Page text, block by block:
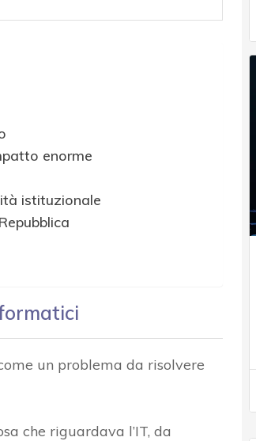
enorme
istituzionale
un problema da risolvere
che riguardava l’IT, da